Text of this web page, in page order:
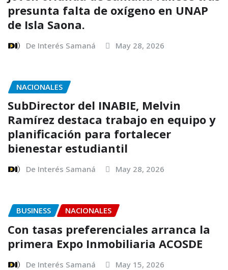
presunta falta de oxígeno en UNAP
de Isla Saona.
De Interés Samaná May 28, 2026
NACIONALES
SubDirector del INABIE, Melvin
Ramírez destaca trabajo en equipo y
planificación para fortalecer
bienestar estudiantil
De Interés Samaná May 28, 2026
BUSINESS NACIONALES
Con tasas preferenciales arranca la
primera Expo Inmobiliaria ACOSDE
De Interés Samaná May 15, 2026